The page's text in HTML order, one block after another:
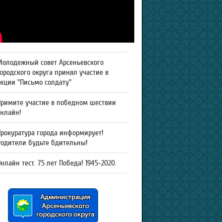
совет Арсеньевского
округа принял участие в
"Письмо солдату"
участие в победном шествии
города информирует!
будьте бдительны!
тест. 75 лет Победа! 1945-2020.